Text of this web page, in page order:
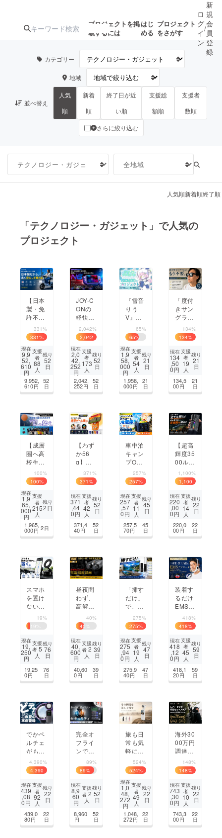
プロジェクトを掲
載するには
はじ
める
プロジェクト
をさがす
注目のリ
ターン
注目の新着プロ
ジェクト
募集終了が近いプ
ロジェクト
もうすぐ公開
されます
アート・写真
テクノロジー・ガジェット ゲーム・サ
まちづくり・地域活性化
CAMPFIRE for Social GoodCAMPFIRE Creation
CAMPFIREふるさと納税
machi-yaコミュニティ
ロ
グ
イ
ン
/
新
規
会
員
登
録
カテゴリー
地域
並べ替え
人気
順
新着
順
終了日が近
い順
支援総
額順
支援者
数順
さらに絞り込む
人気順新着順終了順
「テクノロジー・ガジェット」で人気の
プロジェクト
【日本
製・免
許不
要】
座って
乗れる
電動バ
イク、
坂道も
段差も
自転車
を超え
331%
331%
現在
9,9
52,
610
円
支援
者
88
人
残り
52
日
9,952,
610円
52
日
JOY-C
ONの
軽快さ
× フル
サイズ
級の操
作感、
Switch
2を
もっと
自由に
2,042%
2,042
%
現在
2,0
42,
252
円
支援
者
173
人
残り
52
日
2,042,
252円
52
日
『雪音
りう
V』ボ
カロ化
プロ
ジェク
ト
65%
65%
現在
1,9
58,
000
円
支援
者
54
人
残り
21
日
1,958,
000円
21
日
「度付
きサン
グラス
はもう
不要」
メガネ
の上か
ら掛け
られ
オー
バーサ
134%
134%
現在
134
,50
0円
支援
者
19
人
残り
21
日
134,5
00円
21
日
【成層
圏へ高
校生の
挑戦】
～高高
度気球
で宇宙
へ行き
たい～
｜ SB
プロ
ジェク
100%
100%
現在
1,9
65,
000
円
支援
者
215
人
残り
2日
1,965,
000円 2日
【わず
か56
g】Ma
gSafe
でスマ
ホが
ゲーム
機に。
abxylu
371%
371%
現在
371
,44
0円
支援
者
42
人
残り
52
日
371,4
40円
52
日
車中泊
キャン
プO
K！5～
55℃
対応で
軽量25
L大容
量折り
式保温
保冷
257%
257%
現在
257
,57
0円
支援
者
11
人
残り
45
日
257,5
70円
45
日
【超高
輝度35
00ルー
メン】
照射範
囲を自
由に調
整！圧
倒的に
LED懐
中電灯
1,100%
1,100
%
現在
220
,00
0円
支援
者
14
人
残り
22
日
220,0
00円
22
日
スマホ
を置け
ない場
所に置
く。真
空吸着
× 強力
マグ
ネット
たみス
マホホ
19%
19
現在
19,
250
円
支援
者5
人
残り
76
日
19,25
0円
76
日
昼夜問
わず、
高解像
度で観
察・撮
影・録
記可
能。遠
距離も
NIGHT
SEEK
40%
40
現在
40,
600
円
支援
者2
人
残り
39
日
40,60
0円
39
日
「挿す
だけ」
で、テ
レビに
即投
影。 設
定・ア
プリ不
要。ま
世代ミ
ラーリ
275%
275%
現在
275
,94
0円
支援
者
19
人
残り
47
日
275,9
40円
47
日
装着す
るだけ
EMSで
あご下
フェイ
スライ
ンに集
中アプ
ロー
若々し
くフェ
418%
418%
現在
418
,12
0円
支援
者
45
人
残り
59
日
418,1
20円
59
日
でかペ
ルチェ
がもた
らす至
高の涼
しさ、
この夏
の本
命、高
ンディ
ファン
4,390%
4,390
%
現在
439
,08
0円
支援
者
92
人
残り
22
日
439,0
80円
22
日
完全オ
フライ
ンでア
ナログ
と同等
のセ
キュリ
ティ！
超薄型
ワード
管理
89%
89%
現在
8,9
60
円
支援
者2
人
残り
52
日
8,960
円
52
日
旅も日
常も気
軽に残
せる4K
Vlogカ
メラ
【AUS
EK PO
CKE
T】
524%
524%
現在
1,0
48,
272
円
支援
者
49
人
残り
22
日
1,048,
272円
22
日
海外30
00万円
調達！
「脚も
水平も
一瞬」
超軽量
＆爆速
展開の
ン三脚
COMA
148%
148%
現在
743
,30
0円
支援
者
10
人
残り
22
日
743,3
00円
22
日